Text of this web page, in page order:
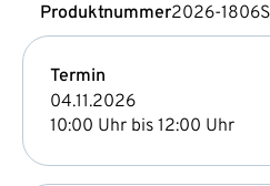
Produktnummer2026-
Termin
04.11.2026
10:00 Uhr bis 12:00 Uhr